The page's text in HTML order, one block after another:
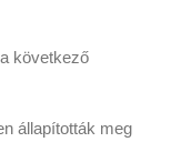
következő
állapították meg